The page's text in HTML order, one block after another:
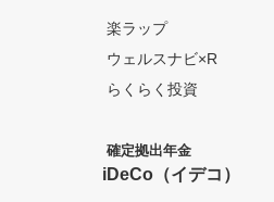
楽ラップ
ウェルスナビ×R
らくらく投資
確定拠出年金
iDeCo（イデコ）